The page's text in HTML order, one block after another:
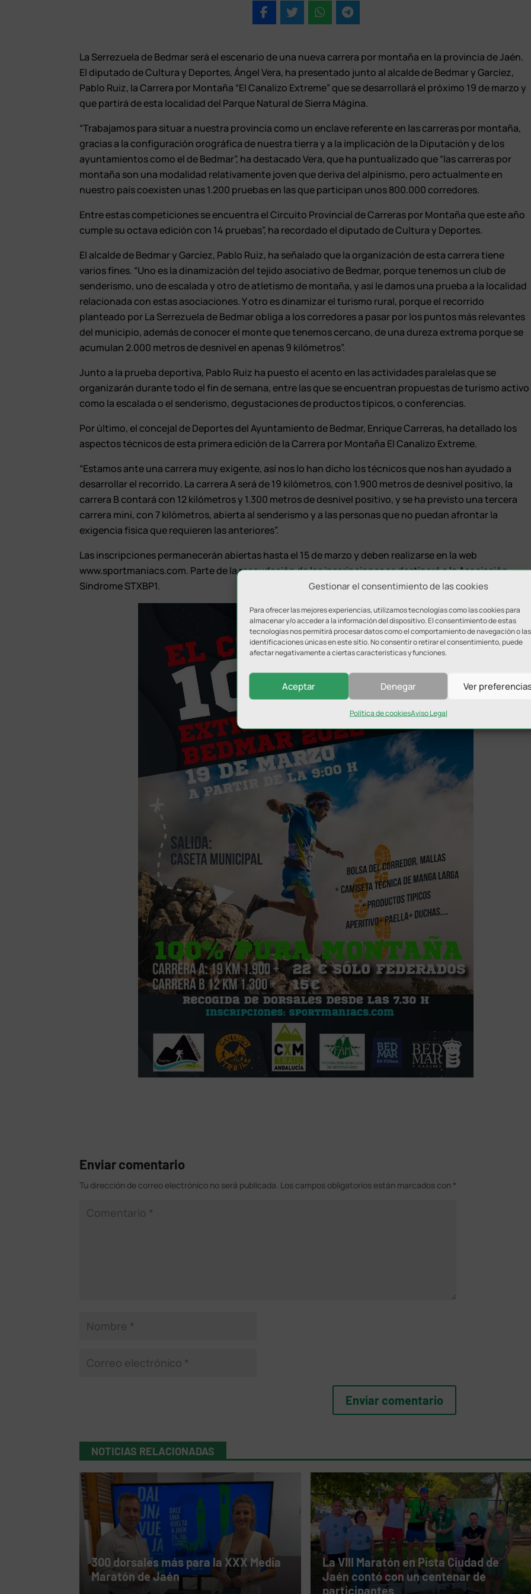
Gestionar el consentimiento de las cookies
Para ofrecer las mejores experiencias, utilizamos tecnologías como las cookies para
almacenar y/o acceder a la información del dispositivo. El consentimiento de estas
tecnologías nos permitirá procesar datos como el comportamiento de navegación o las
identificaciones únicas en este sitio. No consentir o retirar el consentimiento, puede
afectar negativamente a ciertas características y funciones.
Aceptar Denegar Ver
Política de cookiesAviso Legal
La Serrezuela de Bedmar será el escenario de una nueva carrera por montaña en la provincia de Jaén.
El diputado de Cultura y Deportes, Ángel Vera, ha presentado junto al alcalde de Bedmar y Garcíez,
Pablo Ruiz, la Carrera por Montaña “El Canalizo Extreme” que se desarrollará el próximo 19 de marzo y
que partirá de esta localidad del Parque Natural de Sierra Mágina.
“Trabajamos para situar a nuestra provincia como un enclave referente en las carreras por montaña,
gracias a la configuración orográfica de nuestra tierra y a la implicación de la Diputación y de los
ayuntamientos como el de Bedmar”, ha destacado Vera, que ha puntualizado que “las carreras por
montaña son una modalidad relativamente joven que deriva del alpinismo, pero actualmente en
nuestro país coexisten unas 1.200 pruebas en las que participan unos 800.000 corredores.
Entre estas competiciones se encuentra el Circuito Provincial de Carreras por Montaña que este año
cumple su octava edición con 14 pruebas”, ha recordado el diputado de Cultura y Deportes.
El alcalde de Bedmar y Garcíez, Pablo Ruiz, ha señalado que la organización de esta carrera tiene
varios fines. “Uno es la dinamización del tejido asociativo de Bedmar, porque tenemos un club de
senderismo, uno de escalada y otro de atletismo de montaña, y así le damos una prueba a la localidad
relacionada con estas asociaciones. Y otro es dinamizar el turismo rural, porque el recorrido
planteado por La Serrezuela de Bedmar obliga a los corredores a pasar por los puntos más relevantes
del municipio, además de conocer el monte que tenemos cercano, de una dureza extrema porque se
acumulan 2.000 metros de desnivel en apenas 9 kilómetros”.
Junto a la prueba deportiva, Pablo Ruiz ha puesto el acento en las actividades paralelas que se
organizarán durante todo el fin de semana, entre las que se encuentran propuestas de turismo activo
como la escalada o el senderismo, degustaciones de productos típicos, o conferencias.
Por último, el concejal de Deportes del Ayuntamiento de Bedmar, Enrique Carreras, ha detallado los
aspectos técnicos de esta primera edición de la Carrera por Montaña El Canalizo Extreme.
“Estamos ante una carrera muy exigente, así nos lo han dicho los técnicos que nos han ayudado a
desarrollar el recorrido. La carrera A será de 19 kilómetros, con 1.900 metros de desnivel positivo, la
carrera B contará con 12 kilómetros y 1.300 metros de desnivel positivo, y se ha previsto una tercera
carrera mini, con 7 kilómetros, abierta al senderismo y a las personas que no puedan afrontar la
exigencia física que requieren las anteriores”.
Las inscripciones permanecerán abiertas hasta el 15 de marzo y deben realizarse en la web
www.sportmaniacs.com. Parte de la recaudación de las inscripciones se destinará a la Asociación
Síndrome STXBP1.
Enviar comentario
Tu dirección de correo electrónico no será publicada. Los campos obligatorios están marcados con *
NOTICIAS RELACIONADAS
300 dorsales más para la XXX Media
Maratón de Jaén
La VIII Maratón en Pista Ciudad de
Jaén contó con un centenar de
participantes